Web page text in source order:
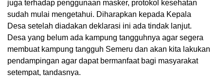
juga terhadap penggunaan masker, protokol kesehatan
sudah mulai mengetahui. Diharapkan kepada Kepala
Desa setelah diadakan deklarasi ini ada tindak lanjut.
Desa yang belum ada kampung tangguhnya agar segera
membuat kampung tangguh Semeru dan akan kita lakukan
pendampingan agar dapat bermanfaat bagi masyarakat
setempat, tandasnya.